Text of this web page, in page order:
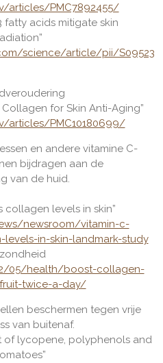
articles/PMC7892455/
fatty acids mitigate skin
science/article/pii/S09523
Collagen for Skin Anti-Aging”
articles/PMC10180699/
en andere vitamine C-
bijdragen aan de
van de huid.
collagen levels in skin”
newsroom/vitamin-c-
in-skin-landmark-study
05/health/boost-collagen-
twice-a-day/
beschermen tegen vrije
van buitenaf.
of lycopene, polyphenols and